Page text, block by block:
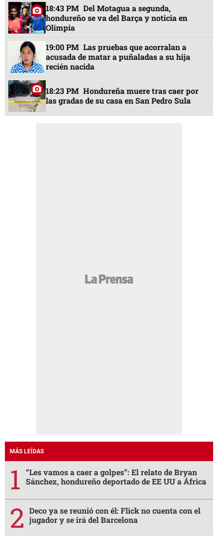
18:43 PM Del Motagua a segunda,
hondureño se va del Barça y noticia en
Olimpia
19:00 PM Las pruebas que acorralan a
acusada de matar a puñaladas a su hija
recién nacida
18:23 PM Hondureña muere tras caer por
las gradas de su casa en San Pedro Sula
MÁS LEÍDAS
“Les vamos a caer a golpes”: El relato de Bryan
Sánchez, hondureño deportado de EE UU a África
Deco ya se reunió con él: Flick no cuenta con el
jugador y se irá del Barcelona